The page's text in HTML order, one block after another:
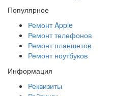
Популярное
Ремонт Apple
Ремонт телефонов
Ремонт планшетов
Ремонт ноутбуков
Информация
Реквизиты